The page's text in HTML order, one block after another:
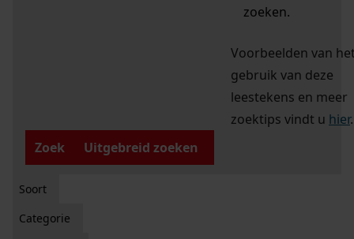
zoeken.
Voorbeelden van
gebruik van deze
leestekens en meer
zoektips vindt u hier.
Zoek
Uitgebreid zoeken
Soort
Categorie